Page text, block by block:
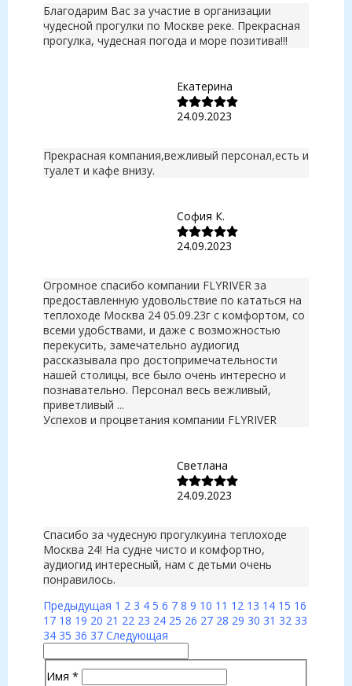
Благодарим Вас за участие в организации
чудесной прогулки по Москве реке. Прекрасная
прогулка, чудесная погода и море позитива!!!
Екатерина
24.09.2023
Прекрасная компания,вежливый персонал,есть и
туалет и кафе внизу.
София К.
24.09.2023
Огромное спасибо компании FLYRIVER за
предоставленную удовольствие по кататься на
теплоходе Москва 24 05.09.23г с комфортом, со
всеми удобствами, и даже с возможностью
перекусить, замечательно аудиогид
рассказывала про достопримечательности
нашей столицы, все было очень интересно и
познавательно. Персонал весь вежливый,
приветливый ...
Успехов и процветания компании FLYRIVER
Светлана
24.09.2023
Спасибо за чудесную прогулкуина теплоходе
Москва 24! На судне чисто и комфортно,
аудиогид интересный, нам с детьми очень
понравилось.
Предыдущая 1 2 3 4 5 6 7 8 9 10 11 12 13 14 15 16
17 18 19 20 21 22 23 24 25 26 27 28 29 30 31 32 33
34 35 36 37 Следующая
Имя *